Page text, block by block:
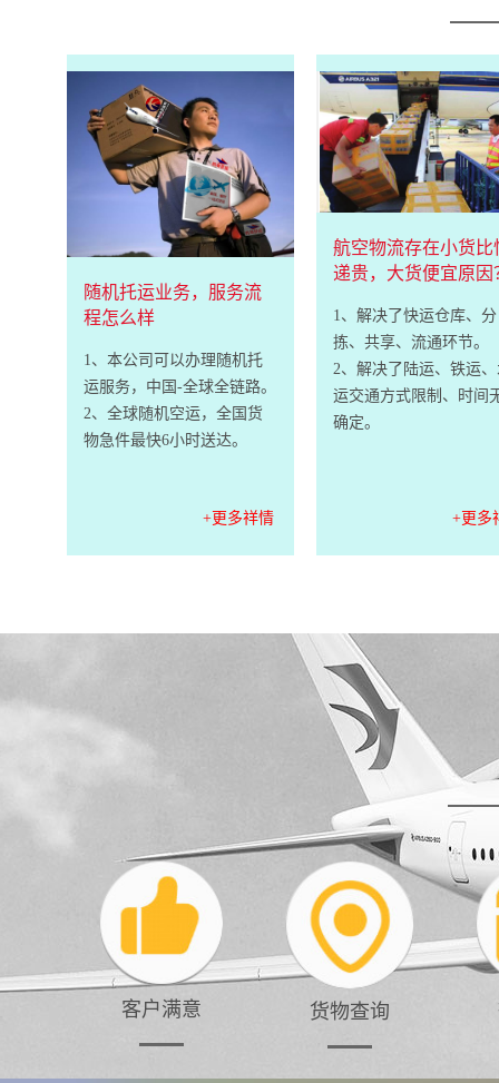
随机托运业务，服务流
程怎么样
1、本公司可以办理随机托
运服务，中国-全球全链路。
2、全球随机空运，全国货
物急件最快6小时送达。
+更多祥情
航空物流存在小货比
递贵，大货便宜原因
1、解决了快运仓库、分
拣、共享、流通环节。
2、解决了陆运、铁运、
运交通方式限制、时间
确定。
+更多
客户满意 货物查询